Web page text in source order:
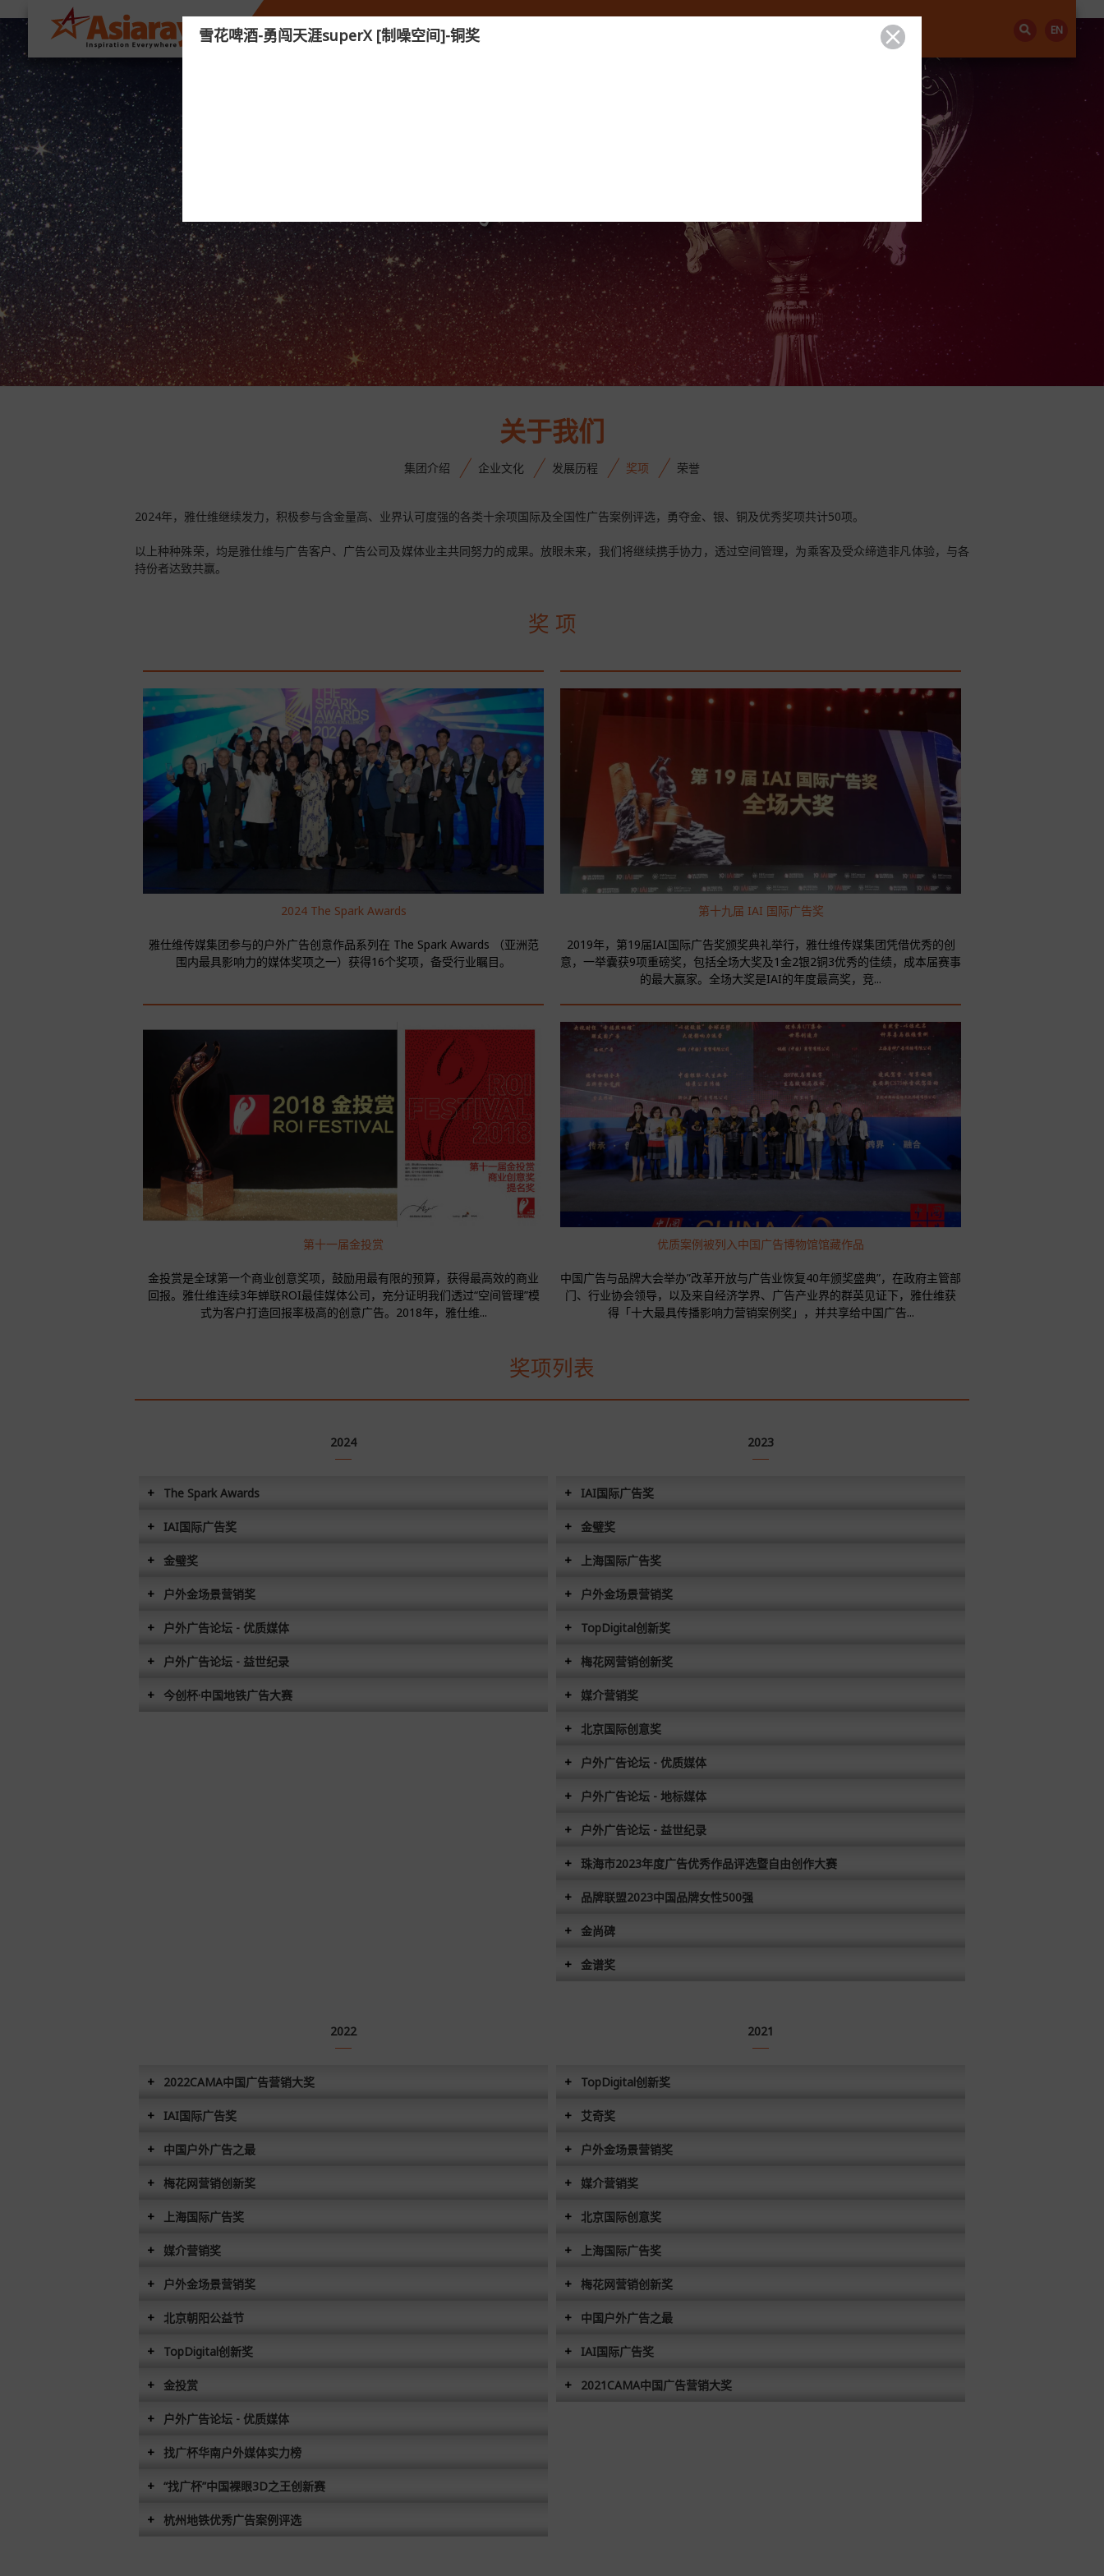
关于我们 空间管理 广告媒体 联络我们 EN
关于我们
集团介绍 企业文化 发展历程 奖项 荣誉
2024年，雅仕维继续发力，积极参与含金量高、业界认可度强的各类十余项国际及全国性广告案例评选，勇夺金、银、铜及优秀奖项共计50项。
以上种种殊荣，均是雅仕维与广告客户、广告公司及媒体业主共同努力的成果。放眼未来，我们将继续携手协力，透过空间管理，为乘客及受众缔造非凡体验，与各
持份者达致共赢。
奖 项
2024 The Spark Awards
雅仕维传媒集团参与的户外广告创意作品系列在 The Spark Awards （亚洲范
围内最具影响力的媒体奖项之一）获得16个奖项，备受行业瞩目。
第十九届 IAI 国际广告奖
2019年，第19届IAI国际广告奖颁奖典礼举行，雅仕维传媒集团凭借优秀的创
意，一举囊获9项重磅奖，包括全场大奖及1金2银2铜3优秀的佳绩，成本届赛事
的最大赢家。全场大奖是IAI的年度最高奖，竞...
第十一届金投赏
金投赏是全球第一个商业创意奖项，鼓励用最有限的预算，获得最高效的商业
回报。雅仕维连续3年蝉联ROI最佳媒体公司，充分证明我们透过“空间管理”模
式为客户打造回报率极高的创意广告。2018年，雅仕维...
优质案例被列入中国广告博物馆馆藏作品
中国广告与品牌大会举办”改革开放与广告业恢复40年颁奖盛典”，在政府主管部
门、行业协会领导，以及来自经济学界、广告产业界的群英见证下，雅仕维获
得「十大最具传播影响力营销案例奖」，并共享给中国广告...
奖项列表
2024
The Spark Awards
IAI国际广告奖
金璧奖
户外金场景营销奖
户外广告论坛 - 优质媒体
户外广告论坛 - 益世纪录
今创杯·中国地铁广告大赛
2023
IAI国际广告奖
金璧奖
上海国际广告奖
户外金场景营销奖
TopDigital创新奖
梅花网营销创新奖
媒介营销奖
北京国际创意奖
户外广告论坛 - 优质媒体
户外广告论坛 - 地标媒体
户外广告论坛 - 益世纪录
珠海市2023年度广告优秀作品评选暨自由创作大赛
品牌联盟2023中国品牌女性500强
金尚碑
金谱奖
2022
2022CAMA中国广告营销大奖
IAI国际广告奖
中国户外广告之最
梅花网营销创新奖
上海国际广告奖
媒介营销奖
户外金场景营销奖
北京朝阳公益节
TopDigital创新奖
金投赏
户外广告论坛 - 优质媒体
找广杯华南户外媒体实力榜
“找广杯”中国裸眼3D之王创新赛
杭州地铁优秀广告案例评选
2021
TopDigital创新奖
艾奇奖
户外金场景营销奖
媒介营销奖
北京国际创意奖
上海国际广告奖
梅花网营销创新奖
中国户外广告之最
IAI国际广告奖
2021CAMA中国广告营销大奖
雪花啤酒-勇闯天涯superX [制噪空间]-铜奖